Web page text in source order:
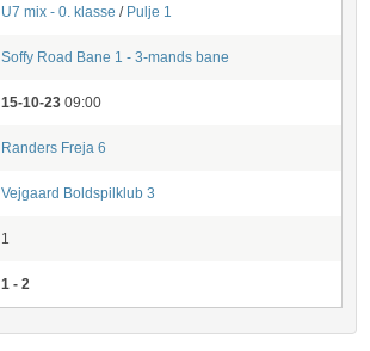
U7 mix - 0. klasse / Pulje 1
Soffy Road Bane 1 - 3-mands bane
15-10-2309:00
Randers Freja 6
Vejgaard Boldspilklub 3
1
1 - 2